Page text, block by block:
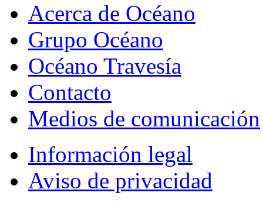
Acerca de Océano
Grupo Océano
Océano Travesía
Contacto
Medios de comunicación
Información legal
Aviso de privacidad